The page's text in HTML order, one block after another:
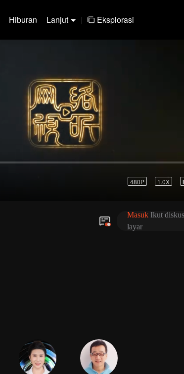
Hiburan Lanjut | Eksplorasi